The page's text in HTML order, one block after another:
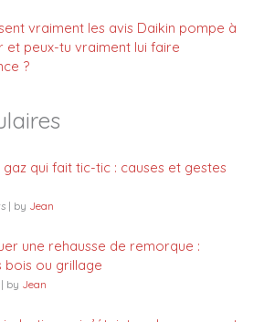
vraiment les avis Daikin pompe à
et peux-tu vraiment lui faire
?
gaz qui fait tic-tic : causes et gestes
| by Jean
une rehausse de remorque :
bois ou grillage
| by Jean